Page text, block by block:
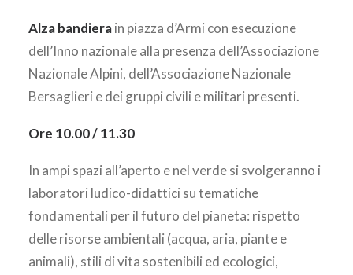
Alza bandierain piazza d’Armi con esecuzione
dell’Inno nazionale alla presenza dell’Associazione
Nazionale Alpini, dell’Associazione Nazionale
Bersaglieri e dei gruppi civili e militari presenti.
Ore 10.00 / 11.30
In ampi spazi all’aperto e nel verde si svolgeranno i
laboratori ludico-didattici su tematiche
fondamentali per il futuro del pianeta: rispetto
delle risorse ambientali (acqua, aria, piante e
animali), stili di vita sostenibili ed ecologici,